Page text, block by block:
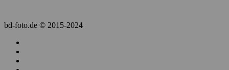
bd-foto.de © 2015-2024